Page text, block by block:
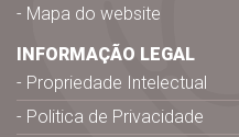
Mapa do website
INFORMAÇÃO LEGAL
Propriedade Intelectual
Politica de Privacidade